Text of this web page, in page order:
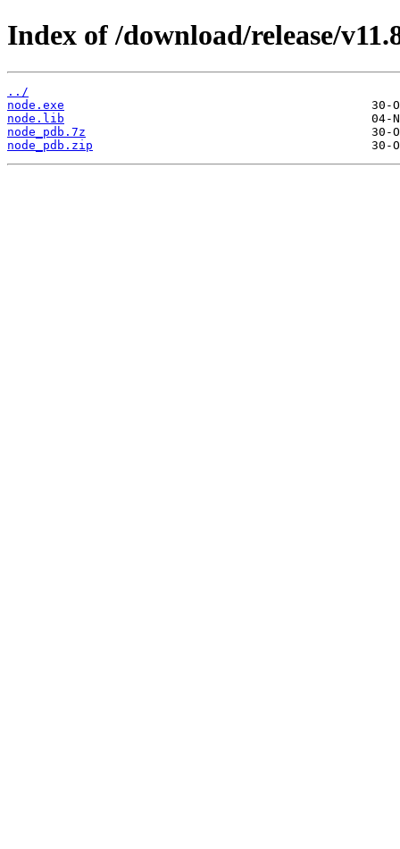
Index of /download/release/
../
node.exe
node.lib
node_pdb.7z
node_pdb.zip